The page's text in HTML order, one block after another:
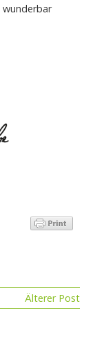
wunderbar
Älterer Post